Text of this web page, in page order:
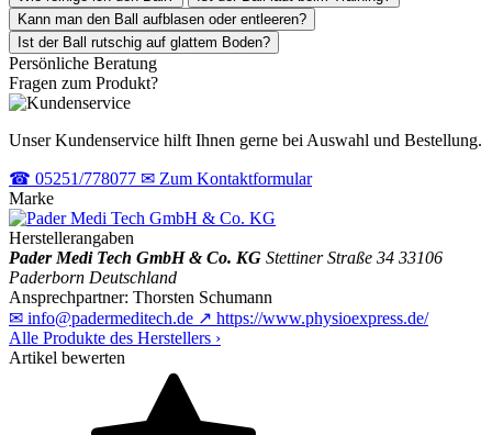
Kann man den Ball aufblasen oder entleeren?
Ist der Ball rutschig auf glattem Boden?
Persönliche Beratung
Fragen zum Produkt?
Unser Kundenservice hilft Ihnen gerne bei Auswahl und Bestellung.
☎ 05251/778077 ✉ Zum Kontaktformular
Marke
Herstellerangaben
Pader Medi Tech GmbH & Co. KG Stettiner Straße 34 33106
Paderborn Deutschland
Ansprechpartner: Thorsten Schumann
✉ info@padermeditech.de ↗ https://www.physioexpress.de/
Alle Produkte des Herstellers ›
Artikel bewerten